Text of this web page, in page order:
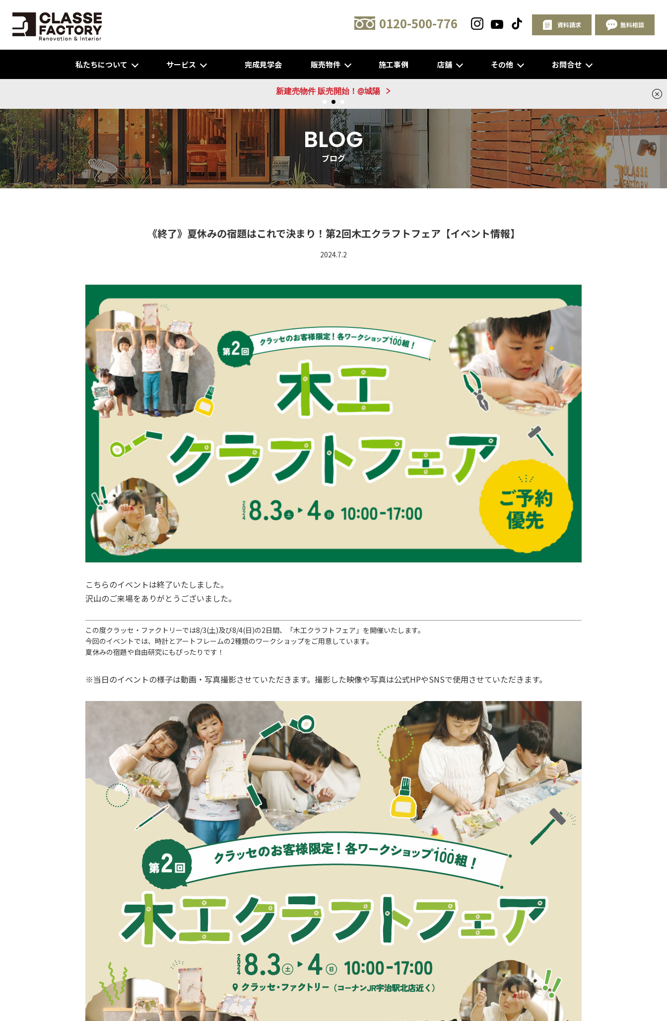
0120-500-776 資料請求 無料相談
私たちについて サービス 完成見学会 販売物件 施工事例 店舗 その他 お問合せ
新建売物件 販売開始！@城陽
BLOG
ブログ
《終了》夏休みの宿題はこれで決まり！第2回木工クラフトフェア【イベント情報】
2024.7.2
こちらのイベントは終了いたしました。
沢山のご来場をありがとうございました。
この度クラッセ・ファクトリーでは8/3(土)及び8/4(日)の2日間、「木工クラフトフェア」を開催いたします。
今回のイベントでは、時計とアートフレームの2種類のワークショップをご用意しています。
夏休みの宿題や自由研究にもぴったりです！
※当日のイベントの様子は動画・写真撮影させていただきます。撮影した映像や写真は公式HPやSNSで使用させていただきます。